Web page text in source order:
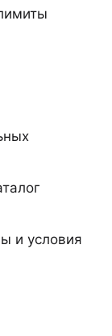
и условия